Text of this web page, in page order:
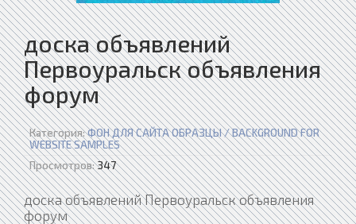
доска объявлений
Первоуральск объявления
форум
Категория:ФОН ДЛЯ САЙТА ОБРАЗЦЫ / BACKGROUND FOR
WEBSITE SAMPLES
Просмотров:347
доска объявлений Первоуральск объявления
форум